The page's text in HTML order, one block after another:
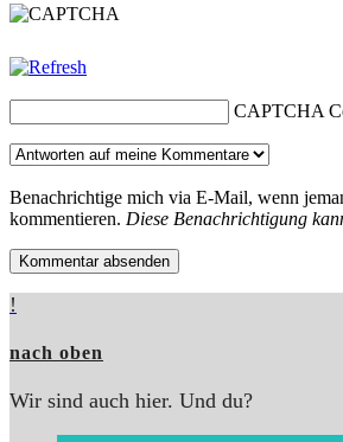
CAPTCHA
Benachrichtige mich via E-Mail, wenn
kommentieren. Diese Benachrichtigung
!
nach oben
Wir sind auch hier. Und du?